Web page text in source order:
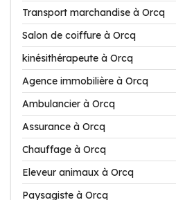
Transport marchandise à Orcq
Salon de coiffure à Orcq
kinésithérapeute à Orcq
Agence immobilière à Orcq
Ambulancier à Orcq
Assurance à Orcq
Chauffage à Orcq
Eleveur animaux à Orcq
Paysagiste à Orcq